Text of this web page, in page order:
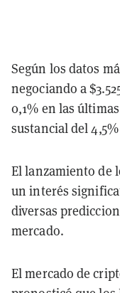
Según los datos
negociando a
0,1% en las
sustancial del
El lanzamiento de
un interés
diversas
mercado.
El mercado de